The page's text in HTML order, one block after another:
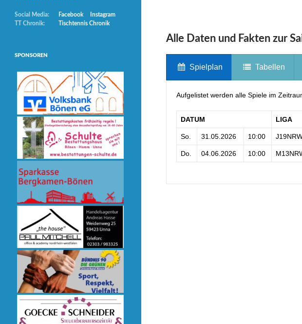
Alle Daten und Fakten zur
Spielplan Tabellen
Aufgelistet werden alle Spiele im
DATUM LIGA
So. 31.05.2026 10:00
Do. 04.06.2026 10:00
Social Media: Facebook
Instagram
TT Chronik:
Tischtennis Chronik
SPONSOREN